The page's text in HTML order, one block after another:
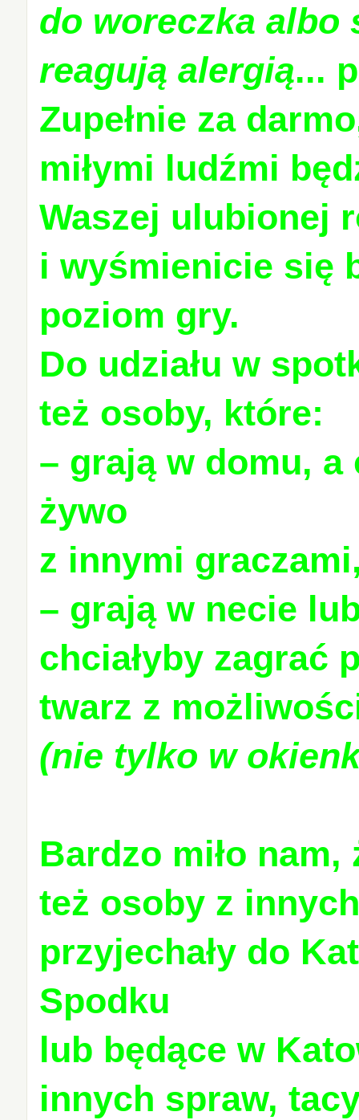
do woreczka albo
reagują alergią...
Zupełnie za
miłymi ludźmi
Waszej ulubionej
i wyśmienicie się
poziom gry.
Do udziału w
też osoby, które:
– grają w domu, a
żywo
z innymi
– grają w necie
chciałyby zagrać
twarz z
(nie tylko w
Bardzo miło
też osoby z
przyjechały do
Spodku
lub będące w
innych spraw,